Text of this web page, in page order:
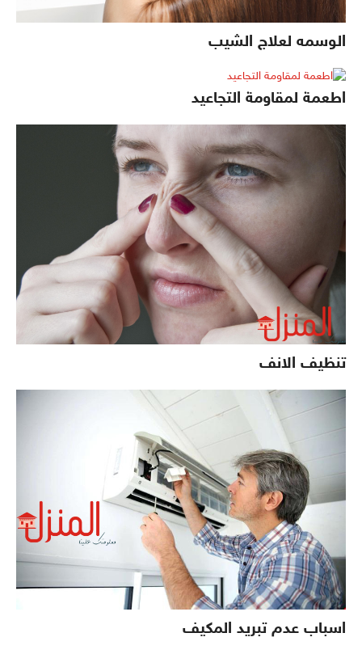
الوسمه لعلاج الشيب
اطعمة لمقاومة التجاعيد
تنظيف الانف
اسباب عدم تبريد المكيف